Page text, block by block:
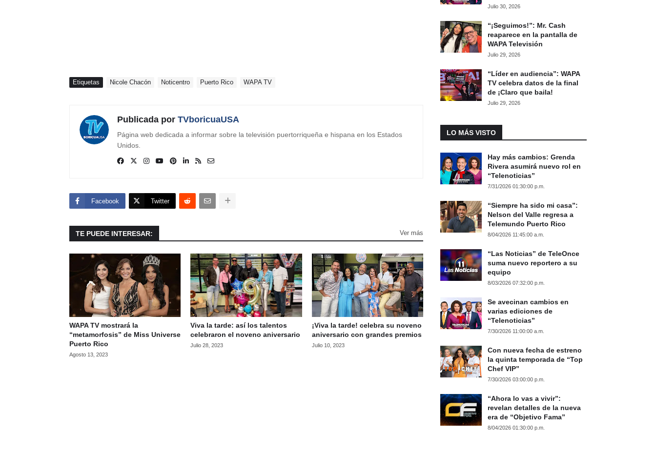
Etiquetas Nicole Chacón Noticentro Puerto Rico WAPA TV
Publicada por TVboricuaUSA
Página web dedicada a informar sobre la televisión puertorriqueña e hispana en los Estados
Unidos.
Facebook Twitter
TE PUEDE INTERESAR: Ver más
WAPA TV mostrará la
“metamorfosis” de Miss Universe
Puerto Rico
Agosto 13, 2023
Viva la tarde: así los talentos
celebraron el noveno aniversario
Julio 28, 2023
¡Viva la tarde! celebra su noveno
aniversario con grandes premios
Julio 10, 2023
Julio 30, 2026
“¡Seguimos!”: Mr. Cash
reaparece en la pantalla de
WAPA Televisión
Julio 29, 2026
“Líder en audiencia”: WAPA
TV celebra datos de la final
de ¡Claro que baila!
Julio 29, 2026
LO MÁS VISTO
Hay más cambios: Grenda
Rivera asumirá nuevo rol en
“Telenoticias”
7/31/2026 01:30:00 p.m.
“Siempre ha sido mi casa”:
Nelson del Valle regresa a
Telemundo Puerto Rico
8/04/2026 11:45:00 a.m.
“Las Noticias” de TeleOnce
suma nuevo reportero a su
equipo
8/03/2026 07:32:00 p.m.
Se avecinan cambios en
varias ediciones de
“Telenoticias”
7/30/2026 11:00:00 a.m.
Con nueva fecha de estreno
la quinta temporada de “Top
Chef VIP”
7/30/2026 03:00:00 p.m.
“Ahora lo vas a vivir”:
revelan detalles de la nueva
era de “Objetivo Fama”
8/04/2026 01:30:00 p.m.